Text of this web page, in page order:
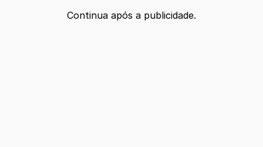
Continua após a publicidade.